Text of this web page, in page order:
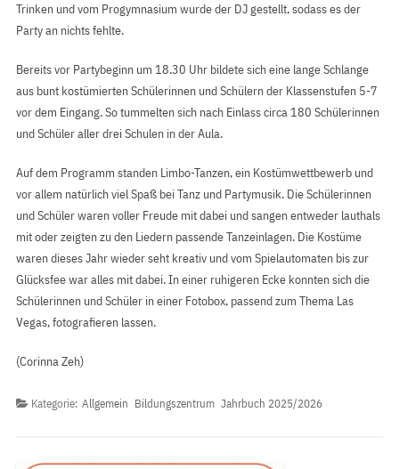
Trinken und vom Progymnasium wurde der DJ gestellt, sodass es der
Party an nichts fehlte.
Bereits vor Partybeginn um 18.30 Uhr bildete sich eine lange Schlange
aus bunt kostümierten Schülerinnen und Schülern der Klassenstufen 5-7
vor dem Eingang. So tummelten sich nach Einlass circa 180 Schülerinnen
und Schüler aller drei Schulen in der Aula.
Auf dem Programm standen Limbo-Tanzen, ein Kostümwettbewerb und
vor allem natürlich viel Spaß bei Tanz und Partymusik. Die Schülerinnen
und Schüler waren voller Freude mit dabei und sangen entweder lauthals
mit oder zeigten zu den Liedern passende Tanzeinlagen. Die Kostüme
waren dieses Jahr wieder seht kreativ und vom Spielautomaten bis zur
Glücksfee war alles mit dabei. In einer ruhigeren Ecke konnten sich die
Schülerinnen und Schüler in einer Fotobox, passend zum Thema Las
Vegas, fotografieren lassen.
(Corinna Zeh)
Kategorie: Allgemein Bildungszentrum Jahrbuch 2025/2026